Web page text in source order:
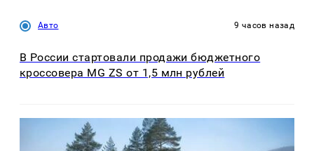
Авто 9 часов назад
В России стартовали продажи бюджетного
кроссовера MG ZS от 1,5 млн рублей